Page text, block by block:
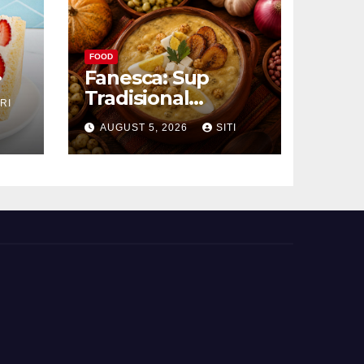
FOOD
Fanesca: Sup
Tradisional
Ekuador yang
Kaya Bahan dan
Rasa
AUGUST 5, 2026 SITI